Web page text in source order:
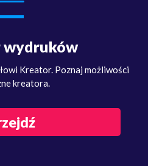
wydruków
Kreator. Poznaj możliwości
kreatora.